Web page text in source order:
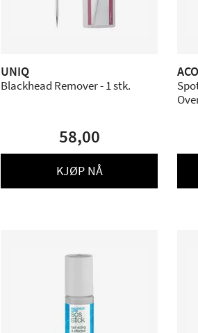
UNIQ
Blackhead Remover - 1 stk.
58,00
KJØP NÅ
ACO